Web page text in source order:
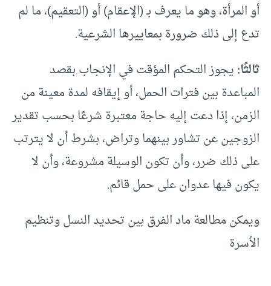
أو المرأة، وهو ما يعرف بـ (الإعقام) أو (التعقيم)، ما لم
تدع إلى ذلك ضرورة بمعاييرها الشرعية.
ثالثًا:يجوز التحكم المؤقت في الإنجاب بقصد
المباعدة بين فترات الحمل، أو إيقافه لمدة معينة من
الزمن، إذا دعت إليه حاجة معتبرة شرعًا بحسب تقدير
الزوجين عن تشاور بينهما وتراض، بشرط أن لا يترتب
على ذلك ضرر، وأن تكون الوسيلة مشروعة، وأن لا
يكون فيها عدوان على حمل قائم.
ويمكن مطالعة ماد الفرق بين تحديد النسل وتنظيم
الأسرة